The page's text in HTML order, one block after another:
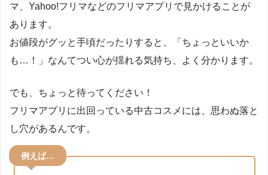
マ、Yahoo!フリマなどのフリマアプリで見かけることが
あります。
お値段がグッと手頃だったりすると、「ちょっといいか
も…！」なんてつい心が揺れる気持ち、よく分かります。
でも、ちょっと待ってください！
フリマアプリに出回っている中古コスメには、思わぬ落と
し穴があるんです。
例えば…